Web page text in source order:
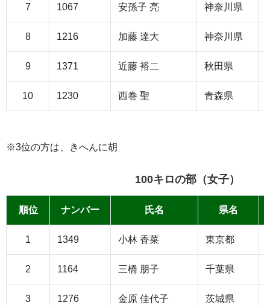
7 1067 安孫子 亮 神奈川県
8 1216 加藤 達大 神奈川県
9 1371 近藤 裕二 秋田県
10 1230 西巻 聖 青森県
※3位の方は、きへんに胡
100キロの部（女子）
順位 ナンバー 氏名 県名
1 1349 小林 香菜 東京都
2 1164 三橋 朋子 千葉県
3 1276 金原 佳代子 茨城県